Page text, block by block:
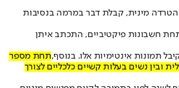
הבאת אדם לידי עיסוק בזנות בנסיבות מחמירות, הטרדה מינית, קבלת דבר במרמה בנסיבות
נשים אשר יצר לעצמו ותחת חשבונות פיקטיביים, התכתב איתן
תמונות אינטימיות אלו. בנוסף,תחת מספר
ובין נשים בעלות קשיים כלכליים לצורך